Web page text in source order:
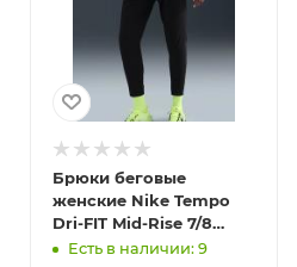
Брюки беговые
женские Nike Tempo
Dri-FIT Mid-Rise 7/8
Running
Есть в наличии: 9